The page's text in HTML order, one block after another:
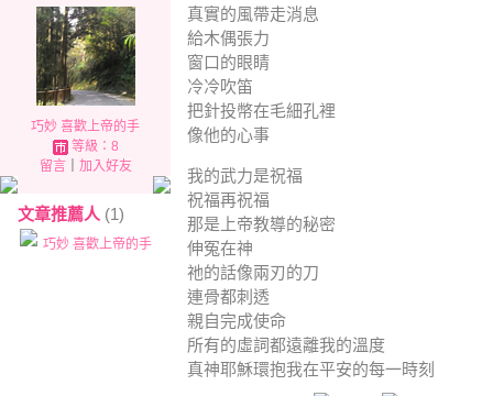
巧妙 喜歡上帝的手
等級：8
留言｜ 加入好友
文章推薦人 (1)
巧妙 喜歡上帝的手
真實的風帶走消息
給木偶張力
窗口的眼睛
冷冷吹笛
把針投幣在毛細孔裡
像他的心事
我的武力是祝福
祝福再祝福
那是上帝教導的秘密
伸冤在神
祂的話像兩刃的刀
連骨都刺透
親自完成使命
所有的虛詞都遠離我的溫度
真神耶穌環抱我在平安的每一時刻